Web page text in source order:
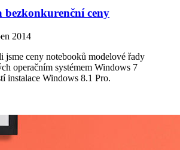
bezkonkurenční ceny
2014
jsme ceny notebooků modelové řady
operačním systémem Windows 7
instalace Windows 8.1 Pro.